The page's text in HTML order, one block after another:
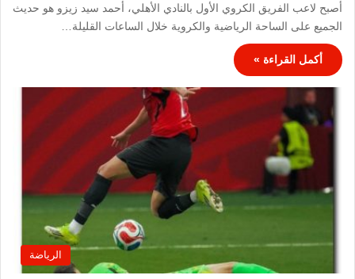
أصبح لاعب الفريق الكروي الأول بالنادي الأهلي، أحمد سيد زيزو هو حديث
الجميع على الساحة الرياضية والكروية خلال الساعات القليلة…
أكمل القراءة »
الرياضة